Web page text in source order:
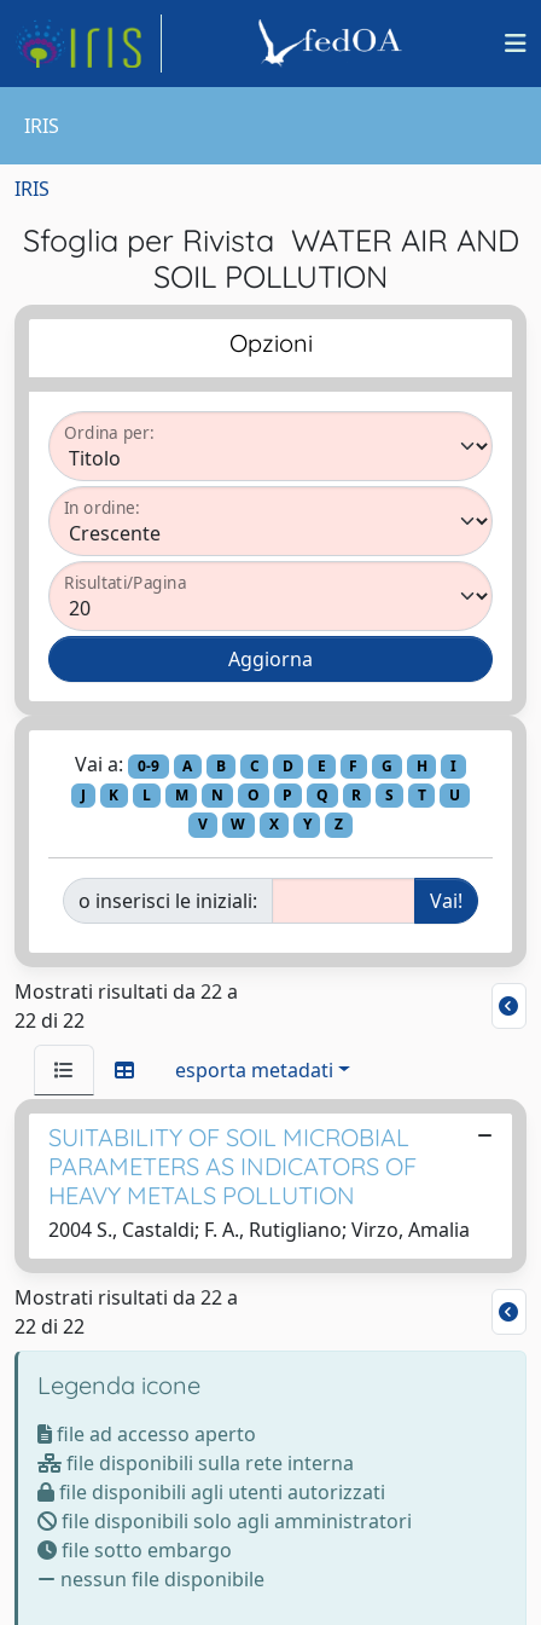
IRIS
IRIS
Sfoglia per Rivista WATER AIR AND
SOIL POLLUTION
Opzioni
Ordina per:
In ordine:
Risultati/Pagina
Vai a: 0-9 A B C D E F G H
I
J
K L M N O P Q R S T
U
V
W X Y Z
o inserisci le iniziali:
Mostrati risultati da 22 a
22 di 22
esporta metadati
SUITABILITY OF SOIL MICROBIAL
PARAMETERS AS INDICATORS OF
HEAVY METALS POLLUTION
2004 S., Castaldi; F. A., Rutigliano; Virzo, Amalia
Mostrati risultati da 22 a
22 di 22
Legenda icone
file ad accesso aperto
file disponibili sulla rete interna
file disponibili agli utenti autorizzati
file disponibili solo agli amministratori
file sotto embargo
nessun file disponibile